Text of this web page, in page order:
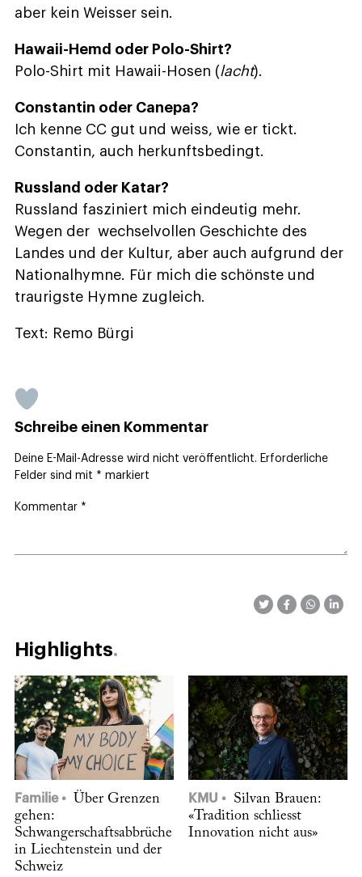
aber kein Weisser sein.
Hawaii-Hemd oder Polo-Shirt?
Polo-Shirt mit Hawaii-Hosen (lacht).
Constantin oder Canepa?
Ich kenne CC gut und weiss, wie er tickt.
Constantin, auch herkunftsbedingt.
Russland oder Katar?
Russland fasziniert mich eindeutig mehr.
Wegen der wechselvollen Geschichte des
Landes und der Kultur, aber auch aufgrund der
Nationalhymne. Für mich die schönste und
traurigste Hymne zugleich.
Text: Remo Bürgi
Schreibe einen Kommentar
Deine E-Mail-Adresse wird nicht veröffentlicht. Erforderliche
Felder sind mit * markiert
Kommentar *
Highlights
Familie
Über Grenzen
gehen:
Schwangerschaftsabbrüche
in Liechtenstein und der
Schweiz
KMU
Silvan Brauen:
«Tradition schliesst
Innovation nicht aus»